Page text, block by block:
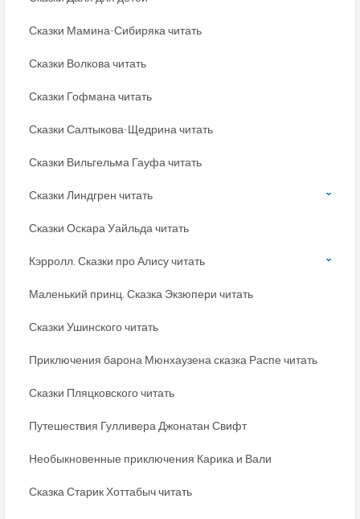
Сказки Мамина-Сибиряка читать
Сказки Волкова читать
Сказки Гофмана читать
Сказки Салтыкова-Щедрина читать
Сказки Вильгельма Гауфа читать
Сказки Линдгрен читать
Сказки Оскара Уайльда читать
Кэрролл. Сказки про Алису читать
Маленький принц. Сказка Экзюпери читать
Сказки Ушинского читать
Приключения барона Мюнхаузена сказка Распе читать
Сказки Пляцковского читать
Путешествия Гулливера Джонатан Свифт
Необыкновенные приключения Карика и Вали
Сказка Старик Хоттабыч читать